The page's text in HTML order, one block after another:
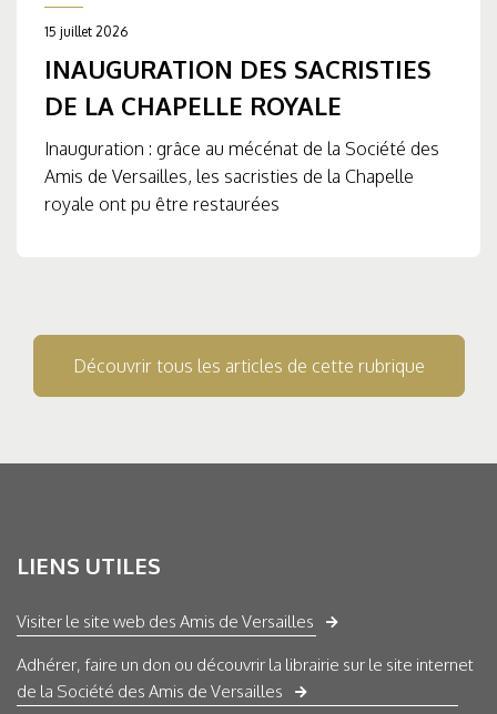
15 juillet 2026
INAUGURATION DES SACRISTIES
DE LA CHAPELLE ROYALE
Inauguration : grâce au mécénat de la Société des
Amis de Versailles, les sacristies de la Chapelle
royale ont pu être restaurées
Découvrir tous les articles de cette rubrique
LIENS UTILES
Visiter le site web des Amis de Versailles
Adhérer, faire un don ou découvrir la librairie sur le site internet
de la Société des Amis de Versailles